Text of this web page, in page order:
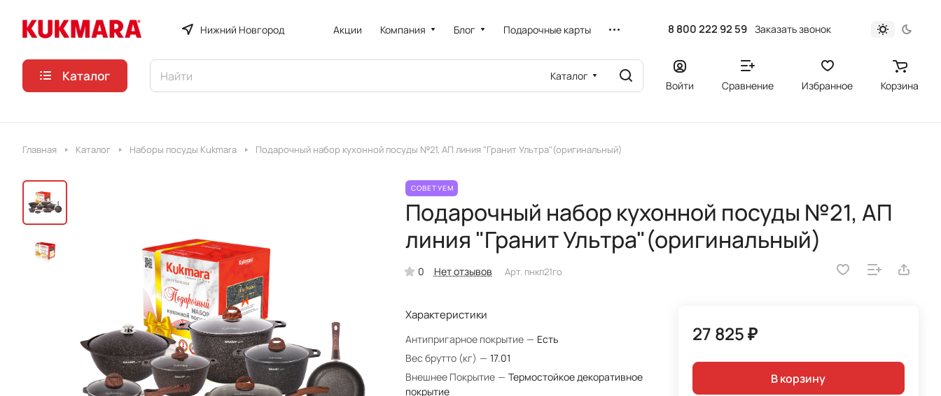
Нижний Новгород Акции Компания Блог Подарочные карты 8 800 222 92 59 Заказать звонок
Каталог Каталог
Войти Сравнение Избранное Корзина
Главная Каталог Наборы посуды Kukmara Подарочный набор кухонной посуды №21, АП линия "Гранит Ультра"(оригинальный)
СОВЕТУЕМ
Подарочный набор кухонной посуды №21, АП
линия "Гранит Ультра"(оригинальный)
0 Нет отзывов Арт. пнкп21го
Характеристики
Антипригарное покрытие — Есть
Вес брутто (кг) — 17.01
Внешнее Покрытие — Термостойкое декоративное
покрытие
27 825 ₽
В корзину